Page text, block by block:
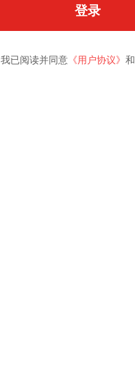
登录
我已阅读并同意 《用户协议》和